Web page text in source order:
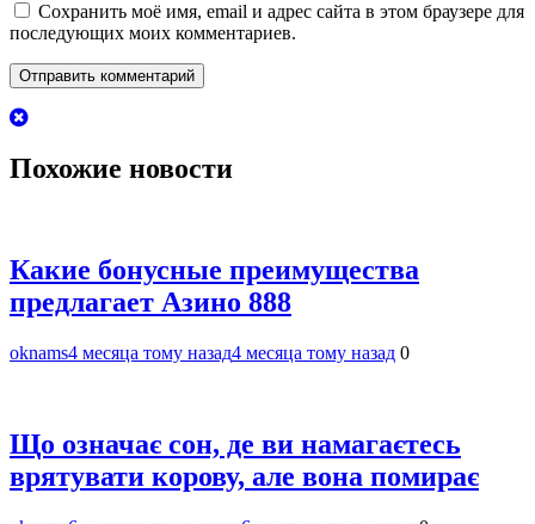
Сохранить моё имя, email и адрес сайта в этом браузере для
последующих моих комментариев.
Похожие новости
Какие бонусные преимущества
предлагает Азино 888
oknams4 месяца тому назад4 месяца тому назад 0
Що означає сон, де ви намагаєтесь
врятувати корову, але вона помирає